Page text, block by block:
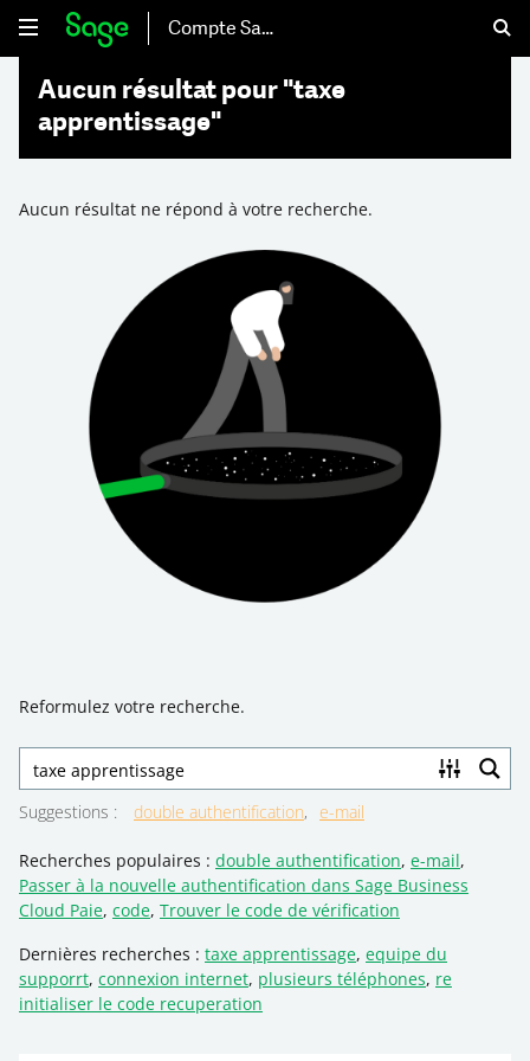
Compte Sage
Aucun résultat pour "taxe
apprentissage"
Aucun résultat ne répond à votre recherche.
Reformulez votre recherche.
Suggestions : double authentification e-mail
Recherches populaires : double authentification, e-mail,
Passer à la nouvelle authentification dans Sage Business
Cloud Paie, code, Trouver le code de vérification
Dernières recherches : taxe apprentissage, equipe du
supporrt, connexion internet, plusieurs téléphones, re
initialiser le code recuperation